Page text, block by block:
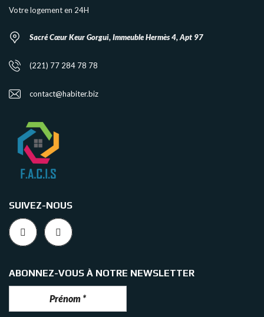
Votre logement en 24H
Sacré Cœur Keur Gorgui, Immeuble Hermès 4, Apt 97
(221) 77 284 78 78
contact@habiter.biz
SUIVEZ-NOUS
ABONNEZ-VOUS À NOTRE NEWSLETTER